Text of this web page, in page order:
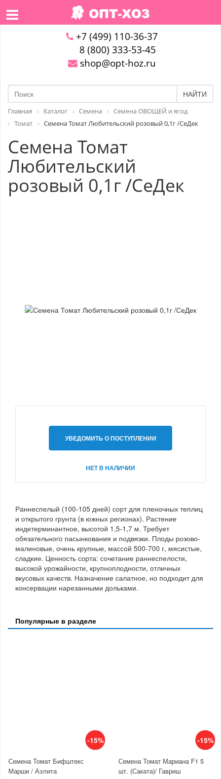
+7 (499) 110-36-37
8 (800) 333-53-45
shop@opt-hoz.ru
НАЙТИ
Главная Каталог Семена
Семена ОВОЩЕЙ и ягод
Томат
Семена Томат Любительский розовый 0,1г /СеДек
Семена Томат
Любительский
розовый 0,1г /СеДек
УВЕДОМИТЬ О ПОСТУПЛЕНИИ
НЕТ В НАЛИЧИИ
Раннеспелый (100-105 дней) сорт для пленочных теплиц
и открытого грунта (в южных регионах). Растение
индетерминантное, высотой 1,5-1,7 м. Требует
обязательного пасынкования и подвязки. Плоды розово-
малиновые, очень крупные, массой 500-700 г, мясистые,
сладкие. Ценность сорта: сочетание раннеспелости,
высокой урожайности, крупноплодности, отличных
вкусовых качеств. Назначение салатное, но подходит для
консервации нарезанными дольками.
Популярные в разделе
-15%
Семена Томат Бифштекс
Марши / Аэлита
-15%
Семена Томат Мариана F1 5
шт. (Саката)/ Гавриш